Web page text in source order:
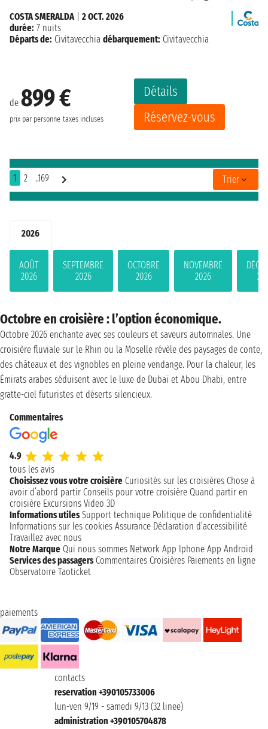
2026
AOÛT
2026
SEPTEMBRE
2026
OCTOBRE
2026
NOVEMBRE
2026
Octobre en croisière : l’option économique.
Octobre 2026 enchante avec ses couleurs et saveurs automnales. Une
croisière fluviale sur le Rhin ou la Moselle révèle des paysages de conte,
des châteaux et des vignobles en pleine vendange. Pour la chaleur, les
Émirats arabes séduisent avec le luxe de Dubaï et Abou Dhabi, entre
gratte-ciel futuristes et déserts silencieux.
de 899 €
prix par personne taxes incluses
Détails
Réservez-vous
COSTA SMERALDA
2 OCT. 2026
durée: 7 nuits
Départs de: Civitavecchia débarquement: Civitavecchia
1 2 ..169 Trier
Commentaires
4.9
tous les avis
Choisissez vous votre croisière Curiosités sur les croisières Chose à
avoir d’abord partir Conseils pour votre croisière Quand partir en
croisière Excursions Video 3D
Informations utiles Support technique Politique de confidentialité
Informations sur les cookies Assurance Déclaration d’accessibilité
Travaillez avec nous
Notre Marque Qui nous sommes Network App Iphone App Android
Services des passagers Commentaires Croisières Paiements en ligne
Observatoire Taoticket
paiements
contacts
reservation +390105733006
lun-ven 9/19 - samedi 9/13 (32 linee)
administration +390105704878